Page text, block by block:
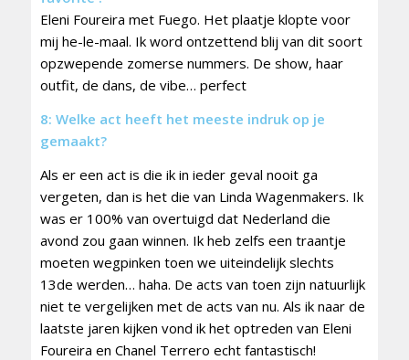
Eleni Foureira met Fuego. Het plaatje klopte voor
mij he-le-maal. Ik word ontzettend blij van dit soort
opzwepende zomerse nummers. De show, haar
outfit, de dans, de vibe… perfect
8: Welke act heeft het meeste indruk op je
gemaakt?
Als er een act is die ik in ieder geval nooit ga
vergeten, dan is het die van Linda Wagenmakers. Ik
was er 100% van overtuigd dat Nederland die
avond zou gaan winnen. Ik heb zelfs een traantje
moeten wegpinken toen we uiteindelijk slechts
13de werden… haha. De acts van toen zijn natuurlijk
niet te vergelijken met de acts van nu. Als ik naar de
laatste jaren kijken vond ik het optreden van Eleni
Foureira en Chanel Terrero echt fantastisch!